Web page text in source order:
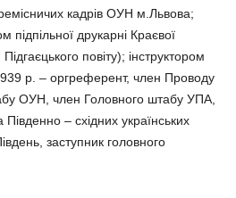
кадрів ОУН м.Львова;
підпільної друкарні Краєвої
повіту); інструктором
р. – оргреферент, член Проводу
ОУН, член Головного штабу УПА,
– східних українських
заступник головного